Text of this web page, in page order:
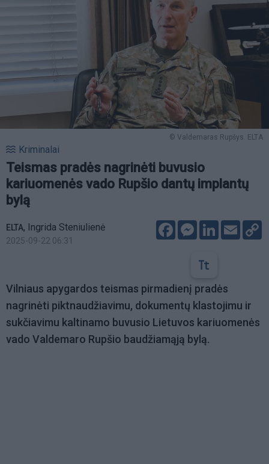
© Valdemaras Rupšys. ELTA
Kriminalai
Teismas pradės nagrinėti buvusio
kariuomenės vado Rupšio dantų implantų
bylą
ELTA, Ingrida Steniulienė
2025-09-22 06:31
FacebookMessenger
LinkedIn
Email
Vilniaus apygardos teismas pirmadienį pradės
nagrinėti piktnaudžiavimu, dokumentų klastojimu ir
sukčiavimu kaltinamo buvusio Lietuvos kariuomenės
vado Valdemaro Rupšio baudžiamąją bylą.